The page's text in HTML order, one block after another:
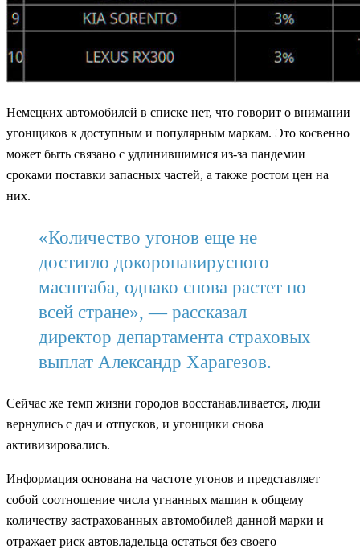
Немецких автомобилей в списке нет, что говорит о внимании
угонщиков к доступным и популярным маркам. Это косвенно
может быть связано с удлинившимися из-за пандемии
сроками поставки запасных частей, а также ростом цен на
них.
«Количество угонов еще не
достигло докоронавирусного
масштаба, однако снова растет по
всей стране», — рассказал
директор департамента страховых
выплат Александр Харагезов.
Сейчас же темп жизни городов восстанавливается, люди
вернулись с дач и отпусков, и угонщики снова
активизировались.
Информация основана на частоте угонов и представляет
собой соотношение числа угнанных машин к общему
количеству застрахованных автомобилей данной марки и
отражает риск автовладельца остаться без своего